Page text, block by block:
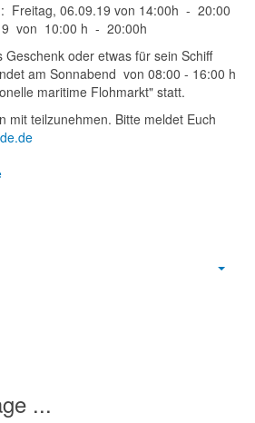
Freitag, 06.09.19 von 14:00h - 20:00
von 10:00 h - 20:00h
oder etwas für sein Schiff
am Sonnabend von 08:00 - 16:00 h
maritime Flohmarkt" statt.
mit teilzunehmen. Bitte meldet Euch
...